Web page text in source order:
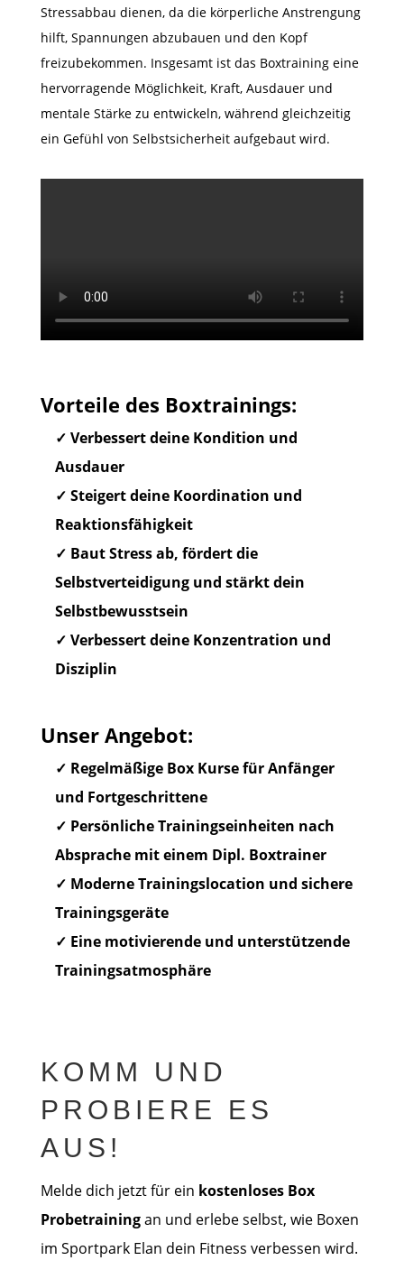
Stressabbau dienen, da die körperliche Anstrengung
hilft, Spannungen abzubauen und den Kopf
freizubekommen. Insgesamt ist das Boxtraining eine
hervorragende Möglichkeit, Kraft, Ausdauer und
mentale Stärke zu entwickeln, während gleichzeitig
ein Gefühl von Selbstsicherheit aufgebaut wird.
Vorteile des Boxtrainings:
✓ Verbessert deine Kondition und
Ausdauer
✓ Steigert deine Koordination und
Reaktionsfähigkeit
✓ Baut Stress ab, fördert die
Selbstverteidigung und stärkt dein
Selbstbewusstsein
✓ Verbessert deine Konzentration und
Disziplin
Unser Angebot:
✓ Regelmäßige Box Kurse für Anfänger
und Fortgeschrittene
✓ Persönliche Trainingseinheiten nach
Absprache mit einem Dipl. Boxtrainer
✓ Moderne Trainingslocation und sichere
Trainingsgeräte
✓ Eine motivierende und unterstützende
Trainingsatmosphäre
KOMM UND
PROBIERE ES
AUS!
Melde dich jetzt für ein kostenloses Box
Probetrainingan und erlebe selbst, wie Boxen
im Sportpark Elan dein Fitness verbessen wird.